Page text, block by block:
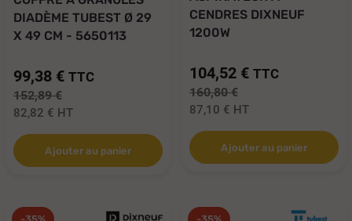
DIADÈME TUBEST Ø 29
X 49 CM - 5650113
99,38 € TTC
152,89 €
82,82 € HT
Ajouter au panier
CENDRES DIXNEUF
1200W
104,52 € TTC
160,80 €
87,10 € HT
Ajouter au panier